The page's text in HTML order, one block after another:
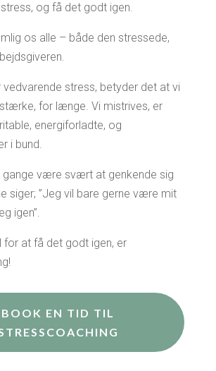
og få det godt igen.
os alle – både den stressede,
vedvarende stress, betyder det at vi
for længe. Vi mistrives, er
energiforladte, og
i bund.
gange være svært at genkende sig
siger; ”Jeg vil bare gerne være mit
igen”.
for at få det godt igen, er
BOOK EN TID TIL